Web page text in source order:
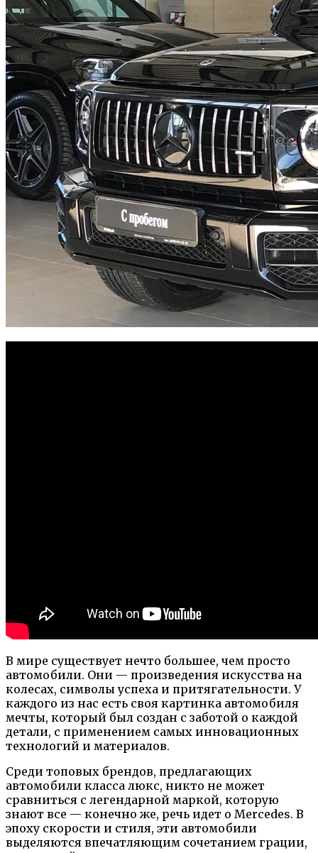
В мире существует нечто большее, чем просто
автомобили. Они — произведения искусства на
колесах, символы успеха и притягательности. У
каждого из нас есть своя картинка автомобиля
мечты, который был создан с заботой о каждой
детали, с применением самых инновационных
технологий и материалов.
Среди топовых брендов, предлагающих
автомобили класса люкс, никто не может
сравниться с легендарной маркой, которую
знают все — конечно же, речь идет о Mercedes. В
эпоху скорости и стиля, эти автомобили
выделяются впечатляющим сочетанием грации,